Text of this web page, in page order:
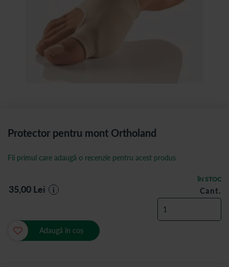
Protector pentru mont Ortholand
ÎN STOC
Fii primul care adaugă o recenzie pentru acest produs
35,00 Lei i Cant.
Adaugă în coș